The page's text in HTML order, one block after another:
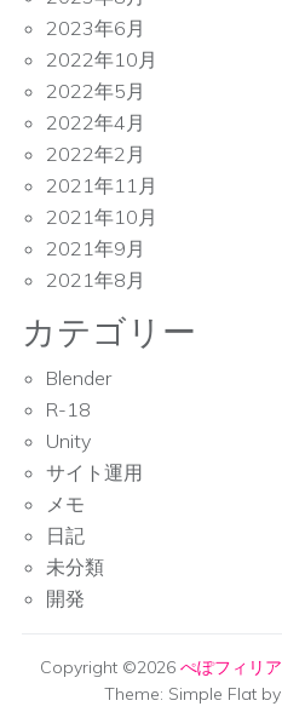
2023年6月
2022年10月
2022年5月
2022年4月
2022年2月
2021年11月
2021年10月
2021年9月
2021年8月
カテゴリー
Blender
R-18
Unity
サイト運用
メモ
日記
未分類
開発
Copyright ©2026 ぺぽフィリア
Theme: Simple Flat by